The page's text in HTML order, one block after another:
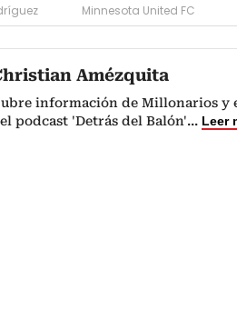
Minnesota United FC
Amézquita
información de Millonarios y
podcast 'Detrás del Balón'... Leer